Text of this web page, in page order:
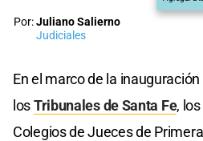
Por:Juliano Salierno
Judiciales
En el marco de la
losTribunales de Santa Fe,
Colegios de Jueces de